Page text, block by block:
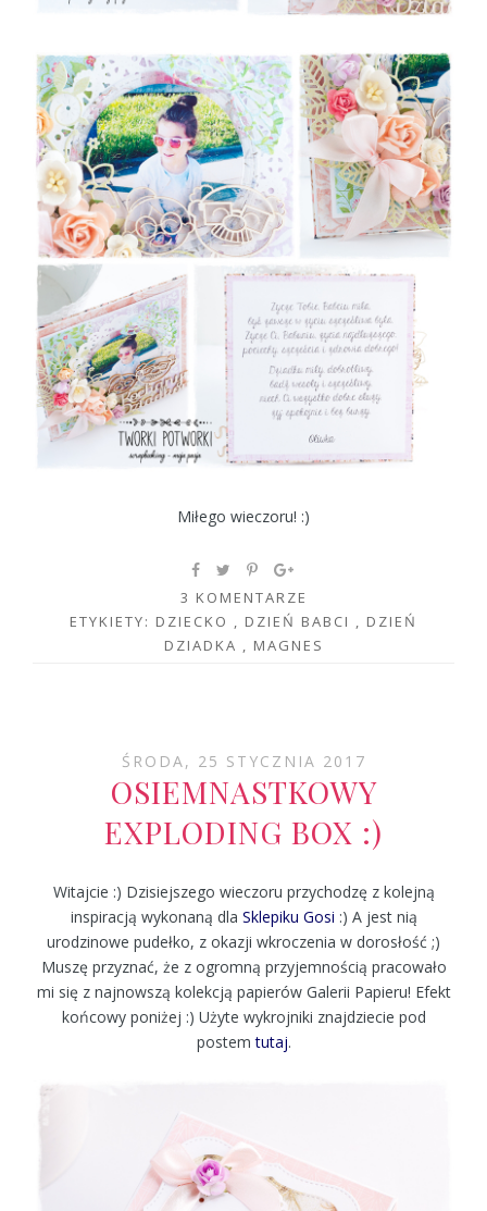
Miłego wieczoru! :)
3 KOMENTARZE
ETYKIETY: DZIECKO DZIEŃ BABCI
DZIEŃ
DZIADKA
MAGNES
ŚRODA, 25 STYCZNIA 2017
OSIEMNASTKOWY
EXPLODING BOX :)
Witajcie :) Dzisiejszego wieczoru przychodzę z kolejną
inspiracją wykonaną dla Sklepiku Gosi :) A jest nią
urodzinowe pudełko, z okazji wkroczenia w dorosłość ;)
Muszę przyznać, że z ogromną przyjemnością pracowało
mi się z najnowszą kolekcją papierów Galerii Papieru! Efekt
końcowy poniżej :) Użyte wykrojniki znajdziecie pod
postem tutaj.